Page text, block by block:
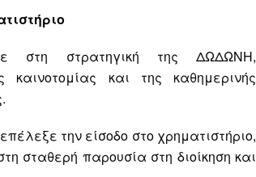
στη στρατηγική της ΔΩΔΩΝΗ,
και της καθημερινής
την είσοδο στο χρηματιστήριο,
σταθερή παρουσία στη διοίκηση και